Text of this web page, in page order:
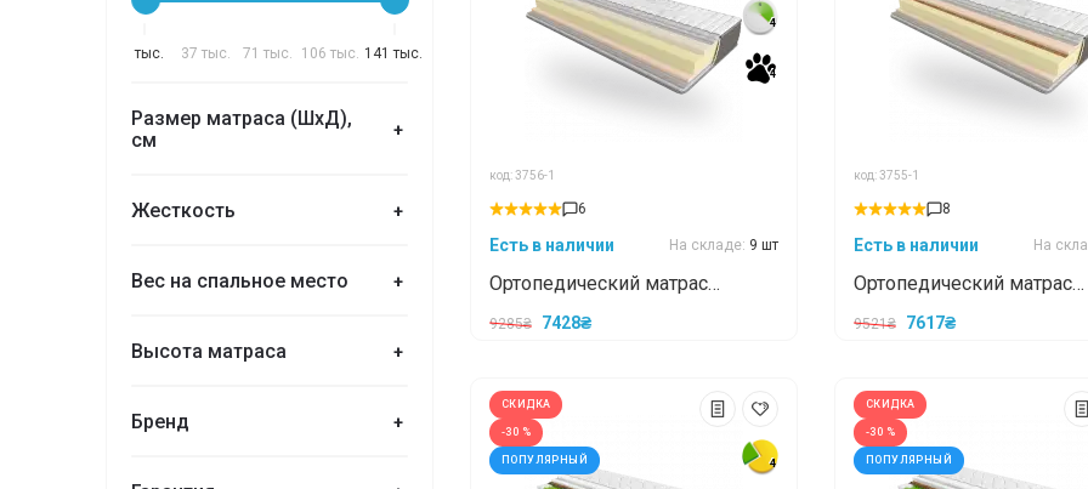
2 тыс. 37 тыс. 71 тыс. 106 тыс. 141 тыс.
Размер матраса (ШхД),
см
+
Жесткость +
Вес на спальное место +
Высота матраса +
Бренд +
4
4
код: 3756-1
6
Есть в наличии На складе: 9 шт
4
4
Ортопедический матрас
Take&Go RELAX ROLL\РЕЛАКС
9285₴ 7428₴
код: 3755-1
8
Есть в наличии На
Ортопедический матрас
Take&Go MULTI
9521₴ 7617₴
4
СКИДКА
-30 %
ПОПУЛЯРНЫЙ 4
СКИДКА
-30 %
ПОПУЛЯРНЫЙ